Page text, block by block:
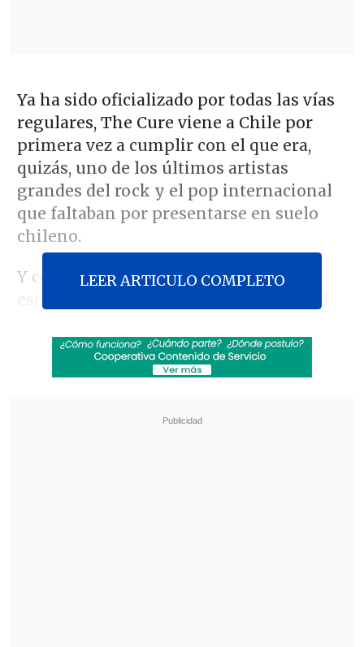
Ya ha sido oficializado por todas las vías
regulares, The Cure viene a Chile por
primera vez a cumplir con el que era,
quizás, uno de los últimos artistas
grandes del rock y el pop internacional
que faltaban por presentarse en suelo
chileno.
Y como era de esperarse por toda la
especulación que ha girado en torno al
concreción de este anhelo desató las
pasiones de sus seguidores. Y los que no
cualquier persona que tenga alguna
LEER ARTICULO COMPLETO